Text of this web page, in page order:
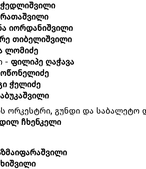
იორდანიშვილი
თიბელიშვილი
ლომიძე
-ფილიპე ღაჭავა
ჭელიძე
ორკესტრი, გუნდი და საბალეტო
ჩხენკელი